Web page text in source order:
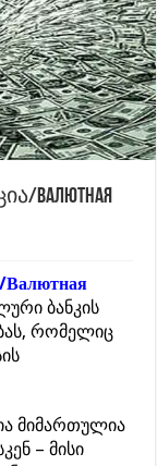
Валютная
ბანკის
რომელიც
მიმართულია
– მისი